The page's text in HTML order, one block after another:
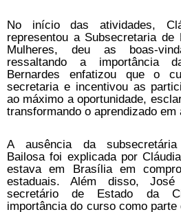
No início das atividades,
representou a Subsecretaria
Mulheres, deu as boas-
ressaltando a importância
Bernardes enfatizou que o
secretaria e incentivou as
ao máximo a oportunidade,
transformando o aprendizado em
A ausência da subsecretária
Bailosa foi explicada por
estava em Brasília em
estaduais. Além disso, José
secretário de Estado da
importância do curso como